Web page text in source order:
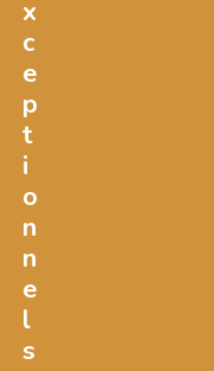
x
c
e
p
t
i
o
n
n
e
l
s